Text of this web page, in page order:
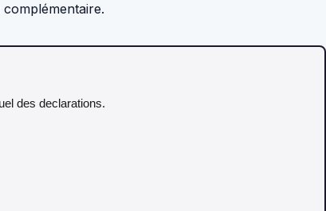
des declarations.